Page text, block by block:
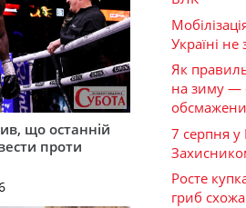
що останній
проти
Україні
Як
на зиму —
7 серпня у
Росте
гриб